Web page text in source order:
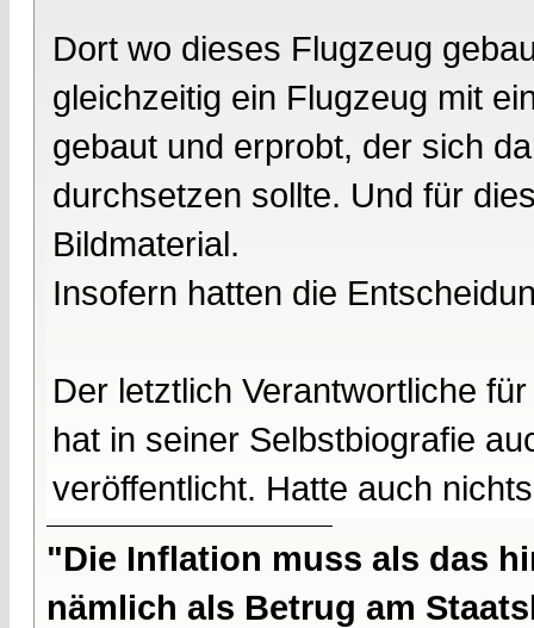
Dort wo dieses Flugzeug
gleichzeitig ein Flugzeug mit
gebaut und erprobt, der sich
durchsetzen sollte. Und für
Bildmaterial.
Insofern hatten die
Der letztlich Verantwortliche
hat in seiner Selbstbiografie
veröffentlicht. Hatte auch
"Die Inflation muss als das
nämlich als Betrug am